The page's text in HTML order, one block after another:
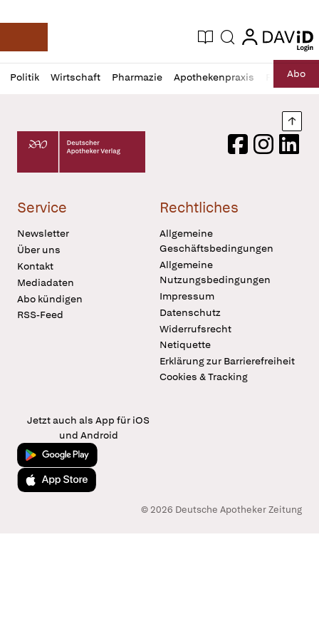
Deutsche Apotheker Zeitung
Aktuelle Ausgabe
Suche login
login
Politik Wirtschaft Pharmazie Apothekenpraxis RechtAbo
Profil
öffnen
Daz
Pur
Deutscher Apotheker Verlag Logo
FacebookInstagram
Service
Newsletter
Über uns
Kontakt
Mediadaten
Abo kündigen
RSS-Feed
Rechtliches
Allgemeine
Geschäftsbedingungen
Allgemeine
Nutzungsbedingungen
Impressum
Datenschutz
Widerrufsrecht
Netiquette
Erklärung zur Barrierefreiheit
Cookies & Tracking
Jetzt auch als App für iOS
und Android
Jetzt bei Google Play
Laden im App Store
© 2026 Deutsche Apotheker Zeitung